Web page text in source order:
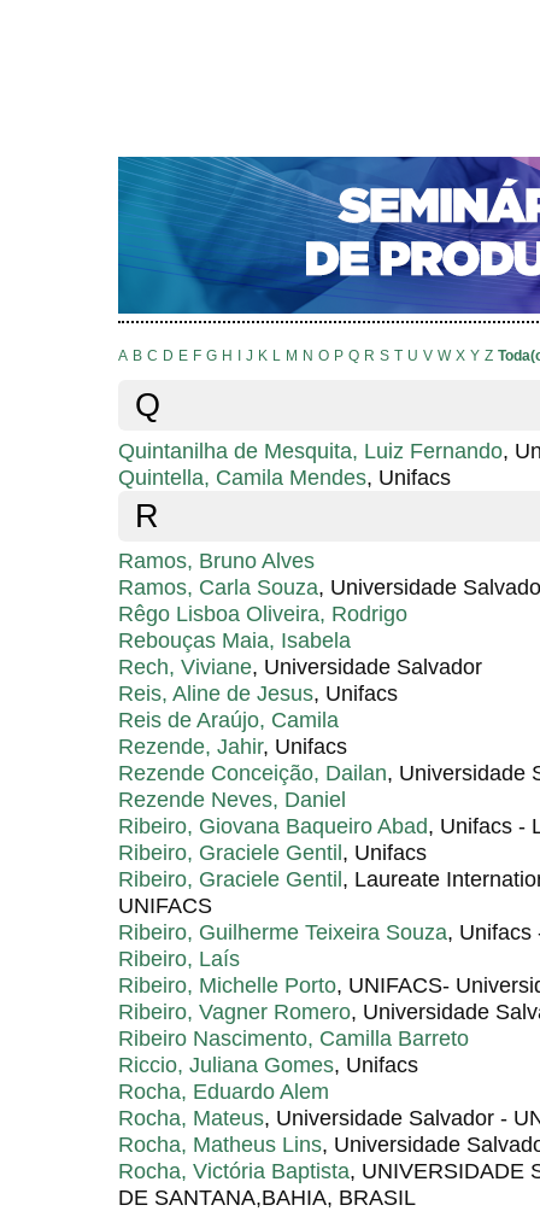
CAPA SOBRE ACESSO
NOTÍCIAS
PORTAL DE REVISTAS DA UNIFACS
Pesquisa > Índice de autores
Índice de autores
A B C D E F G H J K L M N O P Q R S T U V W X Y Z
Q
Quintanilha de Mesquita, Luiz Fernando,
Quintella, Camila Mendes, Unifacs
R
Ramos, Bruno Alves
Ramos, Carla Souza, Universidade
Rêgo Lisboa Oliveira, Rodrigo
Rebouças Maia, Isabela
Rech, Viviane, Universidade Salvador
Reis, Aline de Jesus, Unifacs
Reis de Araújo, Camila
Rezende, Jahir, Unifacs
Rezende Conceição, Dailan, Universidade
Rezende Neves, Daniel
Ribeiro, Giovana Baqueiro Abad, Unifacs -
Ribeiro, Graciele Gentil, Unifacs
Ribeiro, Graciele Gentil, Laureate
UNIFACS
Ribeiro, Guilherme Teixeira Souza, Unifacs
Ribeiro, Laís
Ribeiro, Michelle Porto, UNIFACS-
Ribeiro, Vagner Romero, Universidade
Ribeiro Nascimento, Camilla Barreto
Riccio, Juliana Gomes, Unifacs
Rocha, Eduardo Alem
Rocha, Mateus, Universidade Salvador -
Rocha, Matheus Lins, Universidade
Rocha, Victória Baptista, UNIVERSIDADE
DE SANTANA,BAHIA, BRASIL